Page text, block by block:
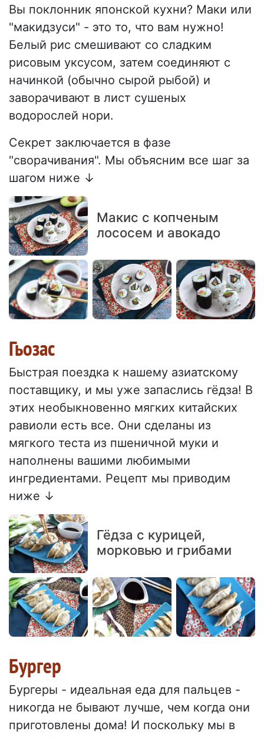
Вы поклонник японской кухни? Маки или
"макидзуси" - это то, что вам нужно!
Белый рис смешивают со сладким
рисовым уксусом, затем соединяют с
начинкой (обычно сырой рыбой) и
заворачивают в лист сушеных
водорослей нори.
Секрет заключается в фазе
"сворачивания". Мы объясним все шаг за
шагом ниже ↓
Макис с копченым
лососем и авокадо
Гьозас
Быстрая поездка к нашему азиатскому
поставщику, и мы уже запаслись гёдза! В
этих необыкновенно мягких китайских
равиоли есть все. Они сделаны из
мягкого теста из пшеничной муки и
наполнены вашими любимыми
ингредиентами. Рецепт мы приводим
ниже ↓
Гёдза с курицей,
морковью и грибами
Бургер
Бургеры - идеальная еда для пальцев -
никогда не бывают лучше, чем когда они
приготовлены дома! И поскольку мы в